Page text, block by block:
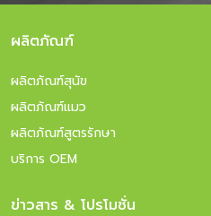
ผลิตภัณฑ์
ผลิตภัณฑ์สุนัข
ผลิตภัณฑ์แมว
ผลิตภัณฑ์สูตรรักษา
บริการ OEM
ข่าวสาร & โปรโมชั่น